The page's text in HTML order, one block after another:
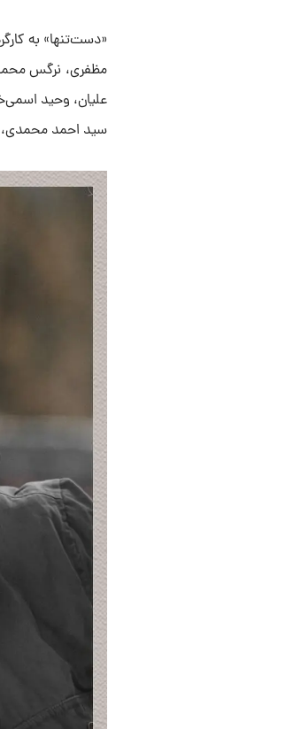
«دست‌تنها» به
مظفری، نرگس
علیان، وحید
سید احمد محمدی،